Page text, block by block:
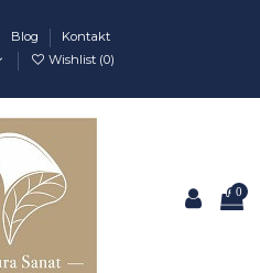
Blog
Kontakt
Wishlist (0)
0